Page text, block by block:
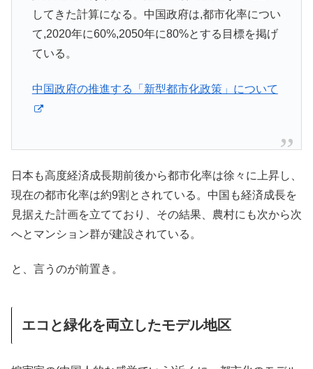
してきた計算になる。中国政府は,都市化率につい
て,2020年に60%,2050年に80%とする目標を掲げ
ている。
中国政府の推進する「新型都市化政策」について
日本も高度経済成長期前後から都市化率は徐々に上昇し、
現在の都市化率は約9割とされている。中国も経済成長を
見据えた計画を立てており、その結果、農村にも次から次
へとマンション群が建設されている。
と、言うのが前置き。
エコと緑化を両立したモデル地区